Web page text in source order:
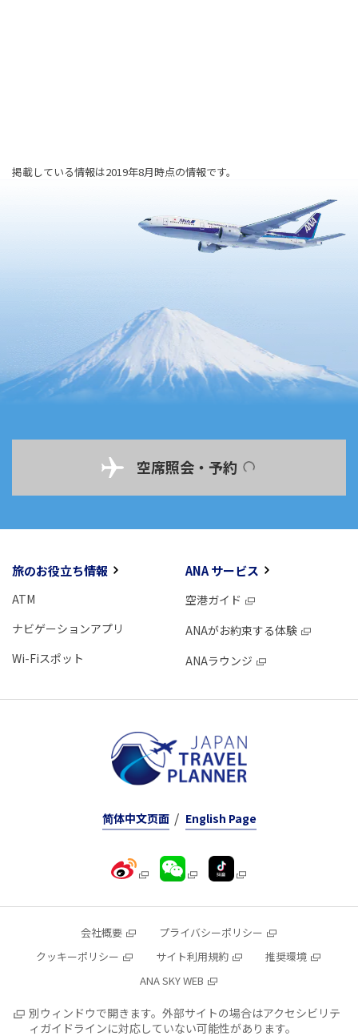
掲載している情報は2019年8月時点の情報です。
空席照会・予約
旅のお役立ち情報
ATM
ナビゲーションアプリ
Wi-Fiスポット
ANA サービス
空港ガイド
ANAがお約束する体験
ANAラウンジ
简体中文页面 English Page
会社概要
プライバシーポリシー
クッキーポリシー
サイト利用規約
推奨環境
ANA SKY WEB
別ウィンドウで開きます。外部サイトの場合はアクセシビリテ
ィガイドラインに対応していない可能性があります。